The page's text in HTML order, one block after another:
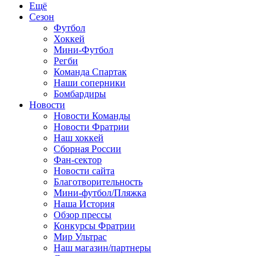
Ещё
Сезон
Футбол
Хоккей
Мини-Футбол
Регби
Команда Спартак
Наши соперники
Бомбардиры
Новости
Новости Команды
Новости Фратрии
Наш хоккей
Сборная России
Фан-cектор
Новости сайта
Благотворительность
Мини-футбол/Пляжка
Наша История
Обзор прессы
Конкурсы Фратрии
Мир Ультрас
Наш магазин/партнеры